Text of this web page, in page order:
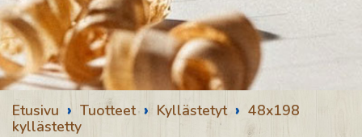
Etusivu › Tuotteet › Kyllästetyt › 48x198
kyllästetty